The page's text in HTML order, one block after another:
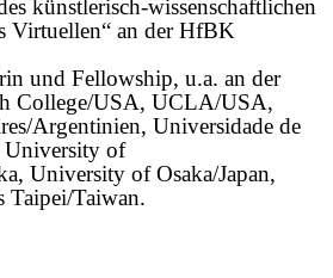
künstlerisch-wissenschaftlichen
Virtuellen“ an der HfBK
und Fellowship, u.a. an der
College/USA, UCLA/USA,
Argentinien, Universidade de
University of
University of Osaka/Japan,
Taipei/Taiwan.